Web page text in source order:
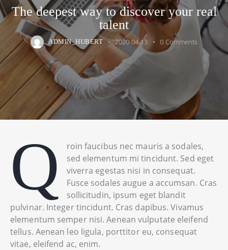
The deepest way to discover your real
talent
ADMIN_HUBERT 2020-04-13 0 Comments
Q
roin faucibus nec mauris a sodales,
sed elementum mi tincidunt. Sed eget
viverra egestas nisi in consequat.
Fusce sodales augue a accumsan. Cras
sollicitudin, ipsum eget blandit
pulvinar. Integer tincidunt. Cras dapibus. Vivamus
elementum semper nisi. Aenean vulputate eleifend
tellus. Aenean leo ligula, porttitor eu, consequat
vitae, eleifend ac, enim.